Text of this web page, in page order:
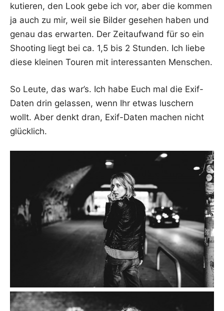
ku­tie­ren, den Look gebe ich vor, aber die kom­men
ja auch zu mir, weil sie Bil­der gese­hen haben und
genau das erwar­ten. Der Zeit­auf­wand für so ein
Shoo­ting liegt bei ca. 1,5 bis 2 Stun­den. Ich lie­be
die­se klei­nen Tou­ren mit inter­es­san­ten Menschen.
So Leu­te, das war’s. Ich habe Euch mal die Exif-
Daten drin gelas­sen, wenn Ihr etwas luschern
wollt. Aber denkt dran, Exif-Daten machen nicht
glücklich.